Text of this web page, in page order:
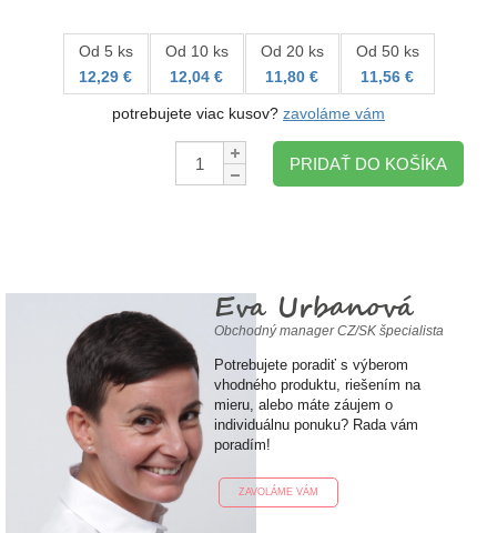
Od 5 ks
12,29 €
Od 10 ks
12,04 €
Od 20 ks
11,80 €
Od 50 ks
11,56 €
potrebujete viac kusov? zavoláme vám
Množstvo:
PRIDAŤ DO KOŠÍKA
Eva Urbanová
Obchodný manager CZ/SK špecialista
Potrebujete poradiť s výberom
vhodného produktu, riešením na
mieru, alebo máte záujem o
individuálnu ponuku? Rada vám
poradím!
ZAVOLÁME VÁM